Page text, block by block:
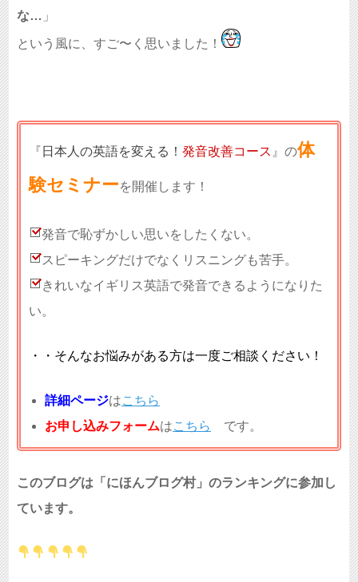
な… 」
という風に、すご〜く思いました！
『 日本人の英語を変える！ 発音改善コース 』の体
験セミナーを開催します！
発音で恥ずかしい思いをしたくない。
スピーキングだけでなくリスニングも苦手。
きれいなイギリス英語で発音できるようになりた
い。
・・そんなお悩みがある方は一度ご相談ください！
詳細ページはこちら
お申し込みフォームはこちら です。
このブログは「にほんブログ村」のランキングに参加し
ています。